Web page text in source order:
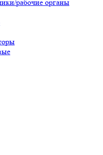
рабочие органы